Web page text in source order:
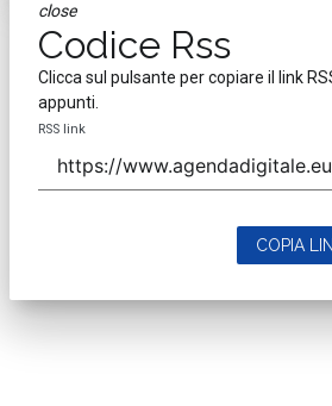
close
Codice Rss
Clicca sul pulsante per copiare il link
appunti.
RSS link
COPIA